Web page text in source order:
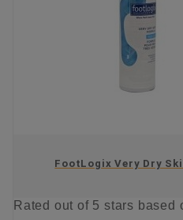
FootLogix Very Dry
Rated out of 5 stars based